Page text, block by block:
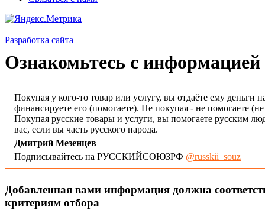
Разработка сайта
Ознакомьтесь с информацией
Покупая у кого-то товар или услугу, вы отдаёте ему деньги
финансируете его (помогаете). Не покупая - не помогаете
Покупая русские товары и услуги, вы помогаете русским
вас, если вы часть русского народа.
Дмитрий Мезенцев
Подписывайтесь на РУССКИЙСОЮЗРФ @russkii_souz
Добавленная вами информация должна
критериям отбора